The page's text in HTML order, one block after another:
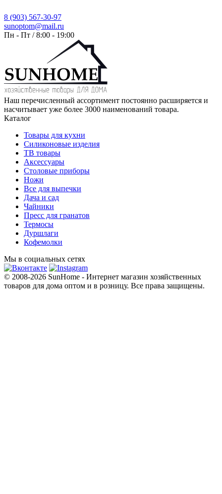
8 (903) 567-30-97
sunoptom@mail.ru
Пн - Пт / 8:00 - 19:00
Наш перечисленный ассортимент постоянно расширяется и
насчитывает уже более 3000 наименований товара.
Каталог
Товары для кухни
Силиконовые изделия
ТВ товары
Аксессуары
Столовые приборы
Ножи
Все для выпечки
Дача и сад
Чайники
Пресс для гранатов
Термосы
Дуршлаги
Кофемолки
Мы в социальных сетях
© 2008-2026 SunHome - Интернет магазин хозяйственных
товаров для дома оптом и в розницу. Все права защищены.